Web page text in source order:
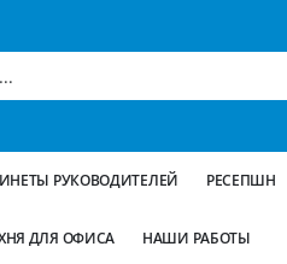
РУКОВОДИТЕЛЕЙ РЕСЕПШН
ДЛЯ ОФИСА НАШИ РАБОТЫ